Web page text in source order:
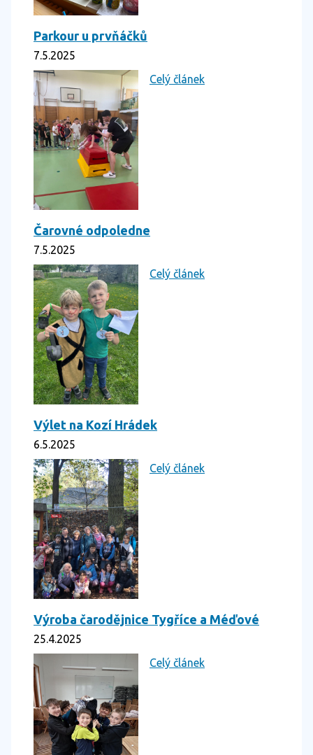
Parkour u prvňáčků
7.5.2025
Celý článek
Čarovné odpoledne
7.5.2025
Celý článek
Výlet na Kozí Hrádek
6.5.2025
Celý článek
Výroba čarodějnice Tygříce a Méďové
25.4.2025
Celý článek